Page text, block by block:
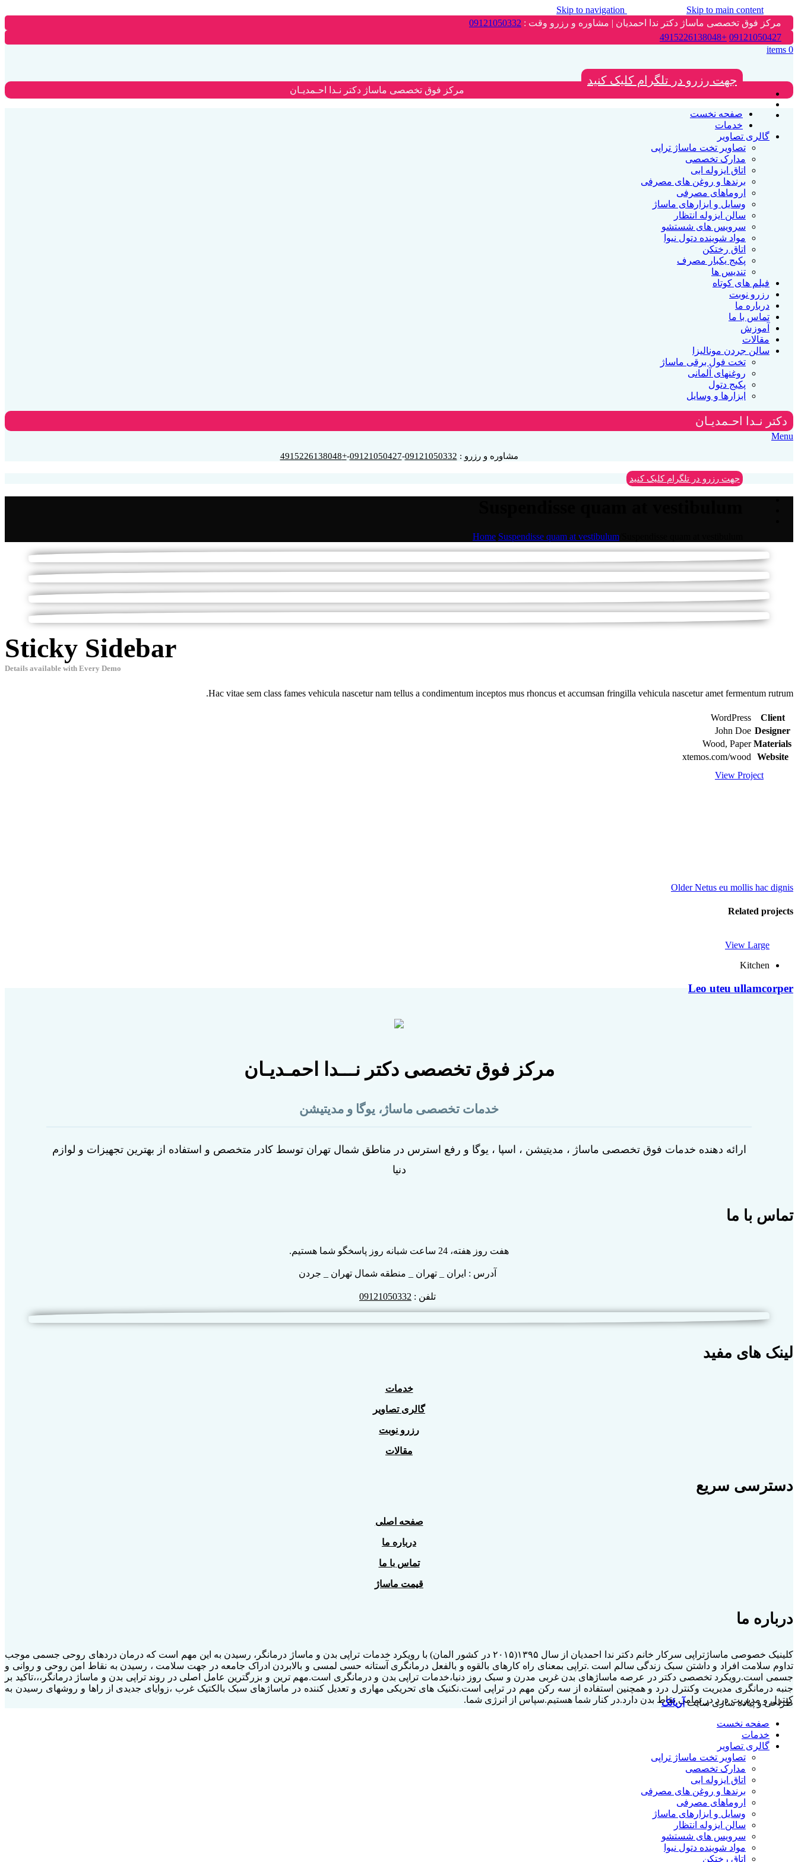
Skip to navigation
Skip to main content
مرکز فوق تخصصی ماساژ دکتر ندا احمدیان | مشاوره و رزرو وقت : 09121050332
09121050427
+4915226138048
0
items
جهت رزرو در تلگرام کلیک کنید
مرکز فوق تخصصی ماساژ دکتر نـدا احـمدیـان
صفحه نخست
خدمات
گالری تصاویر
تصاویر تخت ماساژ تراپی
مدارک تخصصی
اتاق ایزوله ابی
برندها و روغن های مصرفی
اروماهای مصرفی
وسایل و ابزارهای ماساژ
سالن ایزوله انتظار
سرویس های شستشو
مواد شوینده دتول نیوا
اتاق رختکن
پکیج یکبار مصرف
تندیس ها
فیلم های کوتاه
رزرو نوبت
درباره ما
تماس با ما
آموزش
مقالات
سالن جردن مونالیزا
تخت فول برقی ماساژ
روغنهای آلمانی
پکیج دتول
ابزارها و وسایل
دکتر نـدا احـمدیـان
Menu
مشاوره و رزرو : 09121050332
-
09121050427
-
+4915226138048
جهت رزرو در تلگرام کلیک کنید
Home Suspendisse quam at vestibulum
Sticky Sidebar
Details available with Every Demo
Hac vitae sem class fames vehicula nascetur nam tellus a condimentum inceptos mus rhoncus et accumsan fringilla vehicula nascetur amet fermentum rutrum.
Client
WordPress
Designer
John Doe
Materials
Wood, Paper
Website
xtemos.com/wood
View Project
Older Netus eu mollis hac dignis
Related projects
View Large
Kitchen
Leo uteu ullamcorper
مرکز فوق تخصصی دکتر نـــدا احمـدیـان
خدمات تخصصی ماساژ، یوگا و مدیتیشن
ارائه دهنده خدمات فوق تخصصی ماساژ ، مدیتیشن ، اسپا ، یوگا و رفع استرس در مناطق شمال تهران توسط کادر متخصص و استفاده از بهترین تجهیزات و لوازم
دنیا
تماس با ما
هفت روز هفته، 24 ساعت شبانه روز پاسخگو شما هستیم.
آدرس : ایران _ تهران _ منطقه شمال تهران _ جردن
تلفن : 09121050332
لینک های مفید
خدمات
گالری تصاویر
رزرو نوبت
مقالات
دسترسی سریع
صفحه اصلی
درباره ما
تماس با ما
قیمت ماساژ
درباره ما
کلینیک خصوصی ماساژتراپی سرکار خانم دکتر ندا احمدیان از سال ۱۳۹۵(۲۰۱۵ در کشور المان) با رویکرد خدمات تراپی بدن و ماساژ درمانگر، رسیدن به این مهم است که درمان دردهای روحی جسمی موجب
تداوم سلامت افراد و داشتن سبک زندگی سالم است .تراپی بمعنای راه کارهای بالقوه و بالفعل درمانگری آستانه حسی لمسی و بالابردن ادراک جامعه در جهت سلامت ، رسیدن به نقاط امن روحی و روانی و
جسمی است.رویکرد تخصصی دکتر در عرصه ماساژهای بدن غربی مدرن و سبک روز دنیا،خدمات تراپی بدن و درمانگری است.مهم ترین و بزرگترین عامل اصلی در روند تراپی بدن و ماساژ درمانگر،،،تاکید بر
جنبه درمانگری مدیریت وکنترل درد و همچنین استفاده از سه رکن مهم در تراپی است.نکنیک های تحریکی مهاری و تعدیل کننده در ماساژهای سبک بالکتیک غرب ،زوایای جدیدی از راها و روشهای رسیدن به
کنترل و مدیریت درد در تمامی نقاط بدن دارد.در کنار شما هستیم.سپاس از انرژی شما.
طراحی و پیاده سازی سایتآریاتک
صفحه نخست
خدمات
گالری تصاویر
تصاویر تخت ماساژ تراپی
مدارک تخصصی
اتاق ایزوله ابی
برندها و روغن های مصرفی
اروماهای مصرفی
وسایل و ابزارهای ماساژ
سالن ایزوله انتظار
سرویس های شستشو
مواد شوینده دتول نیوا
اتاق رختکن